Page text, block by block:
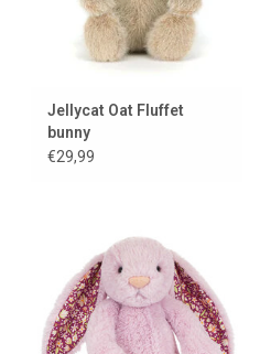
Jellycat Oat Fluffet
bunny
€29,99